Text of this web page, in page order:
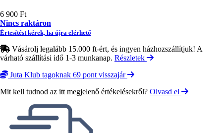
6 900 Ft
Nincs raktáron
Értesítést kérek, ha újra elérhető
Vásárolj legalább 15.000 ft-ért, és ingyen házhozszállítjuk! A
várható szállítási idő 1-3 munkanap. Részletek
Juta Klub tagoknak 69 pont visszajár
Mit kell tudnod az itt megjelenő értékelésekről? Olvasd el